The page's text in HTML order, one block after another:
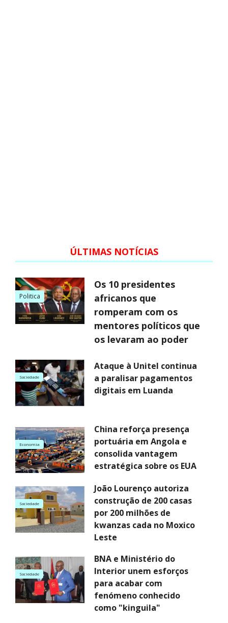
ÚLTIMAS NOTÍCIAS
Politica
Os 10 presidentes
africanos que
romperam com os
mentores políticos que
os levaram ao poder
Sociedade
Ataque à Unitel continua
a paralisar pagamentos
digitais em Luanda
Economia
China reforça presença
portuária em Angola e
consolida vantagem
estratégica sobre os EUA
Sociedade
João Lourenço autoriza
construção de 200 casas
por 200 milhões de
kwanzas cada no Moxico
Leste
Sociedade
BNA e Ministério do
Interior unem esforços
para acabar com
fenómeno conhecido
como "kinguila"